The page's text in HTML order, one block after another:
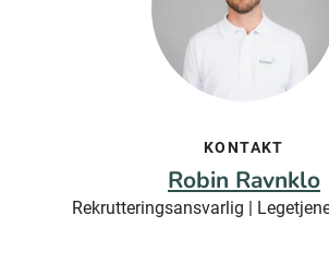
KONTAKT
Robin Ravnklo
Rekrutteringsansvarlig |